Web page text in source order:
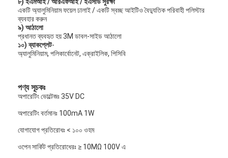
গুণমান নিয়ন্ত্রণ
আমাদের সাথে যোগাযোগ
খবর
স্পর্শকাতর ঝিল্লি সুইচ
৮) ইএমআই / আরএফআই / ইএসডি সুরক্ষা
একটি অ্যালুমিনিয়াম ফয়েল ঢালাই / একটি স্বচ্ছ আইটিও বৈদ্যুতিক পরিবাহী পলিস্টার
ব্যবহার করুন
৯) আঠালো
প্রধানত ব্যবহৃত হয় 3M ডাবল-সাইড আঠালো
১০) ব্যাকপ্লেট-
অ্যালুমিনিয়াম, পলিকার্বোনেট, এক্রাইলিক, পিসিবি
পণ্য সূচকঃ
অপারেটিং ভোল্টেজঃ 35V DC
অপারেটিং বর্তমানঃ 100mA 1W
যোগাযোগ প্রতিরোধঃ < ১০০ ওহম
ওপেন সার্কিট প্রতিরোধেরঃ ≥ 10MΩ 100V এ